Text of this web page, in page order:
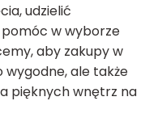
udzielić
w wyborze
aby zakupy w
wygodne, ale także
pięknych wnętrz na